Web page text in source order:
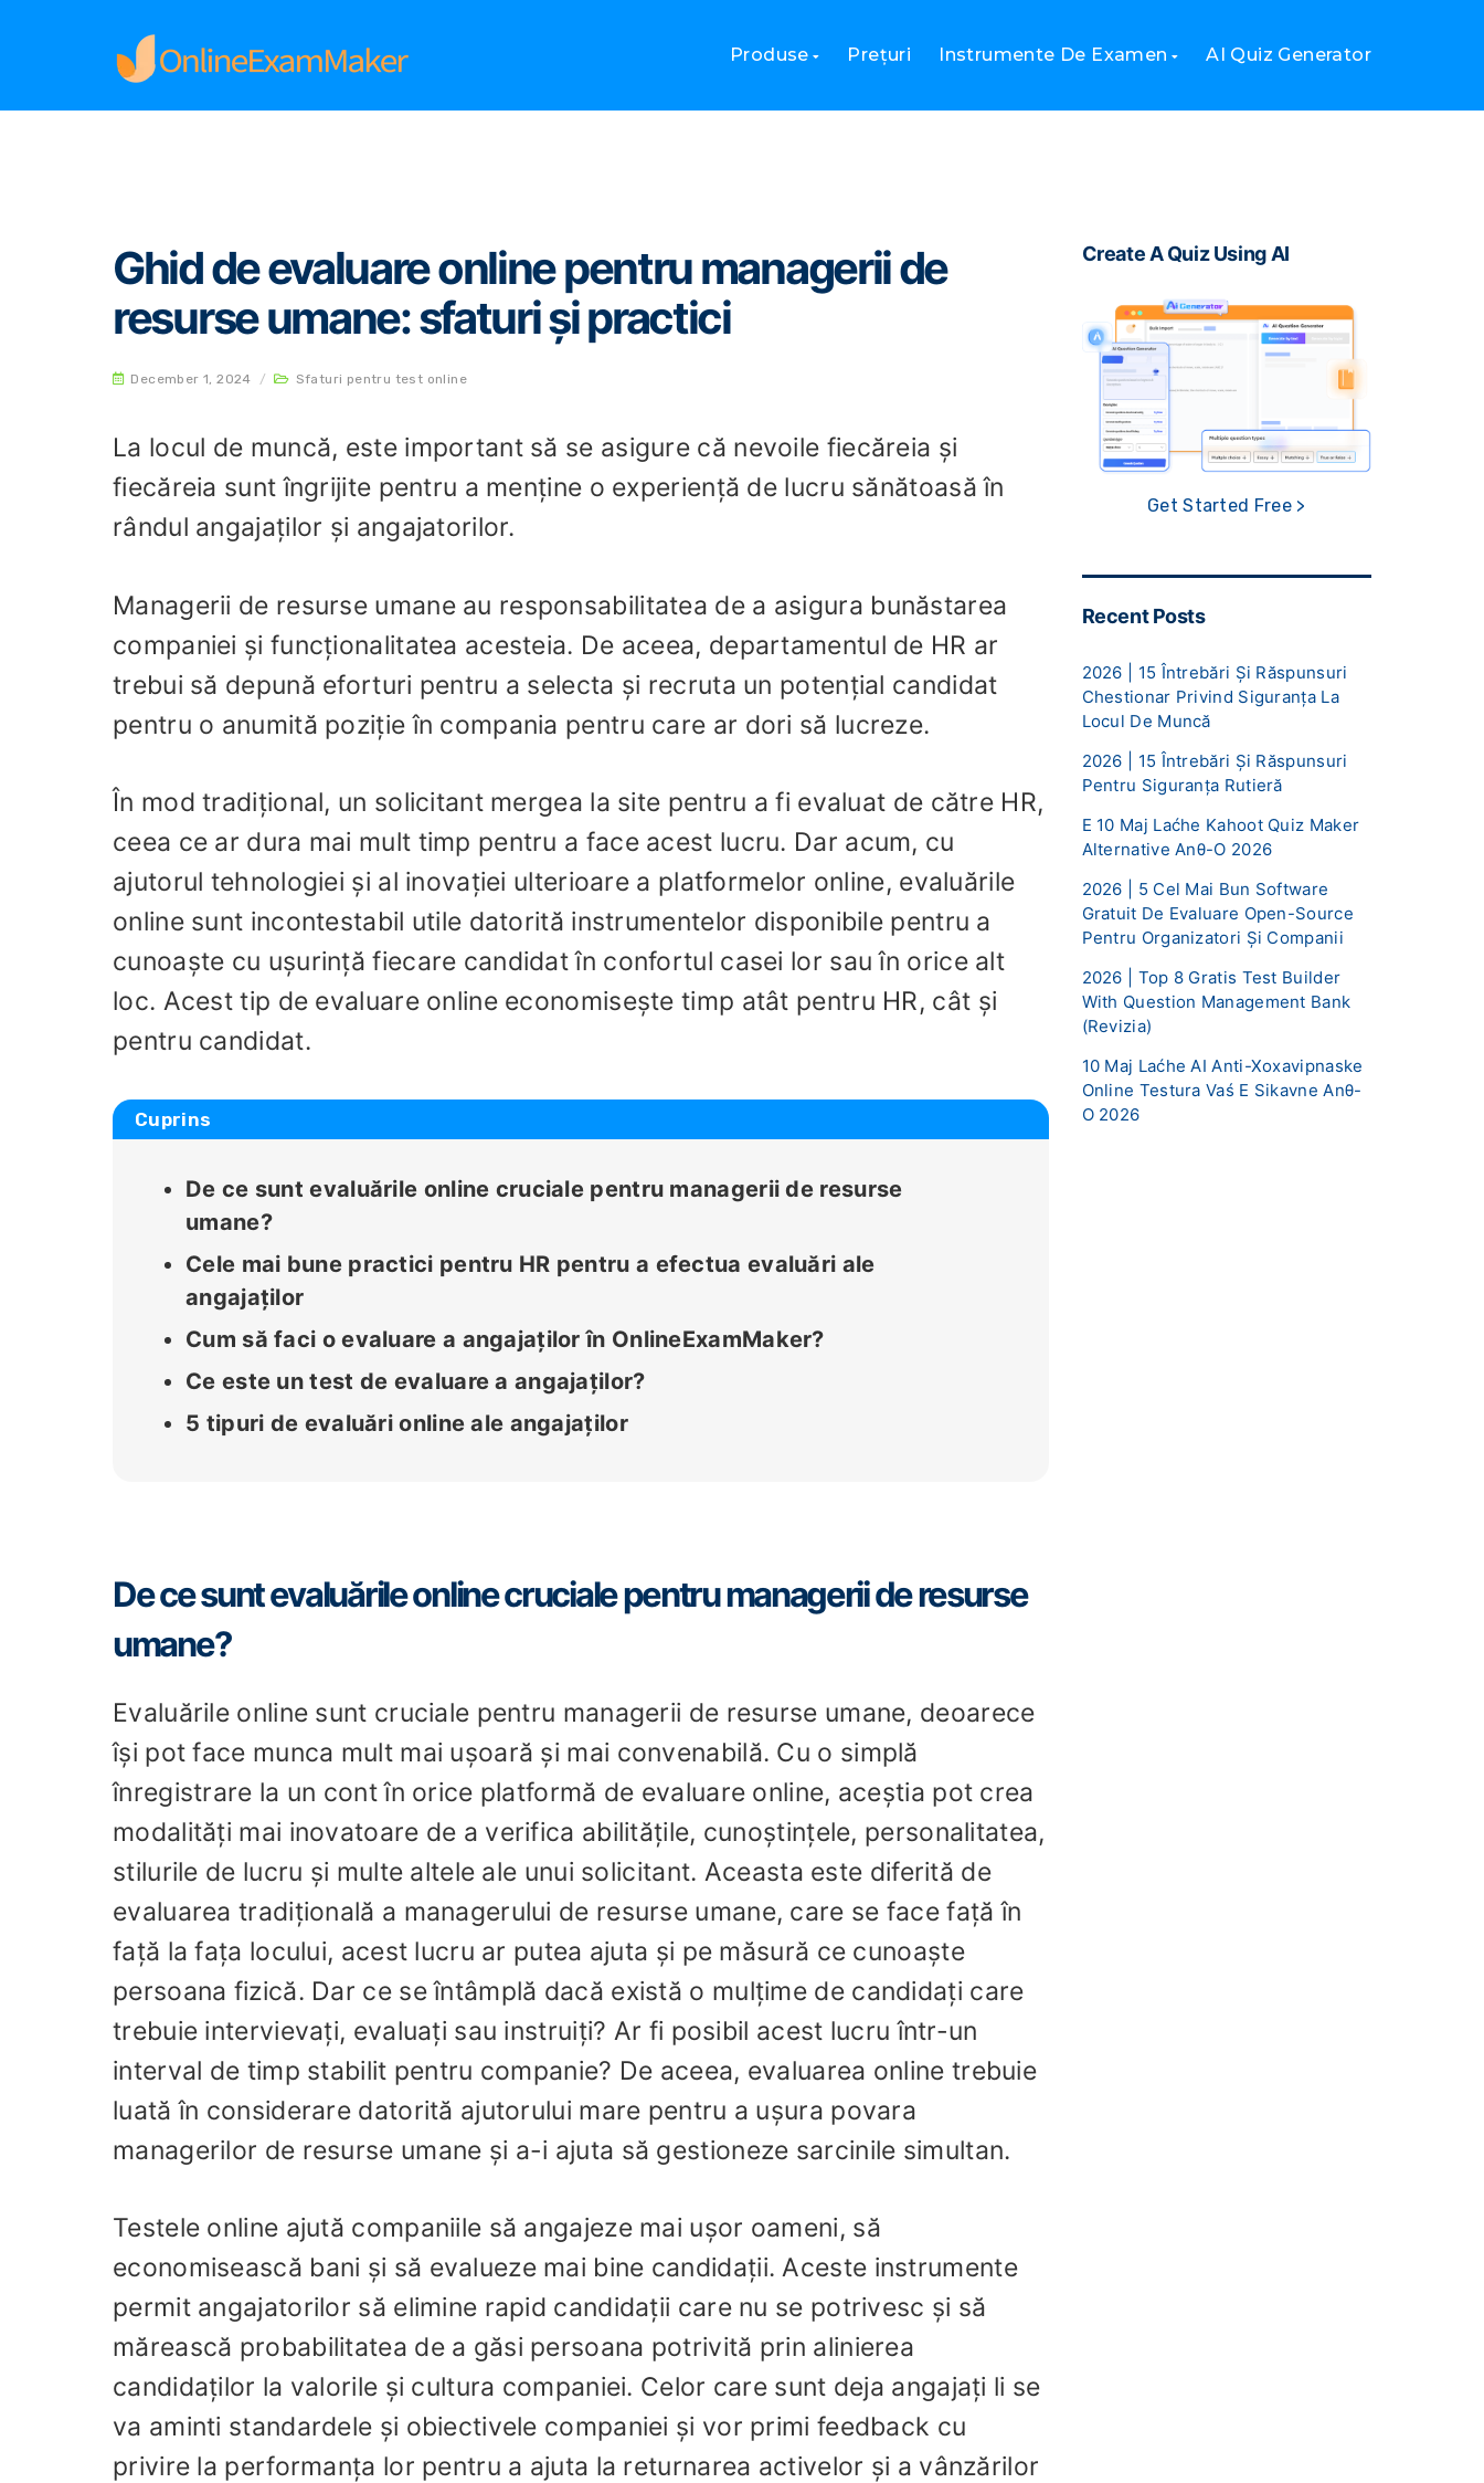
Produse Prețuri Instrumente De Examen AI Quiz Generator
Home
Ghid de evaluare online pentru managerii de
resurse umane: sfaturi și practici
December 1, 2024 / Sfaturi pentru test online
La locul de muncă, este important să se asigure că nevoile fiecăreia și
fiecăreia sunt îngrijite pentru a menține o experiență de lucru sănătoasă în
rândul angajaților și angajatorilor.
Managerii de resurse umane au responsabilitatea de a asigura bunăstarea
companiei și funcționalitatea acesteia. De aceea, departamentul de HR ar
trebui să depună eforturi pentru a selecta și recruta un potențial candidat
pentru o anumită poziție în compania pentru care ar dori să lucreze.
În mod tradițional, un solicitant mergea la site pentru a fi evaluat de către HR,
ceea ce ar dura mai mult timp pentru a face acest lucru. Dar acum, cu
ajutorul tehnologiei și al inovației ulterioare a platformelor online, evaluările
online sunt incontestabil utile datorită instrumentelor disponibile pentru a
cunoaște cu ușurință fiecare candidat în confortul casei lor sau în orice alt
loc. Acest tip de evaluare online economisește timp atât pentru HR, cât și
pentru candidat.
Cuprins
De ce sunt evaluările online cruciale pentru managerii de resurse
umane?
Cele mai bune practici pentru HR pentru a efectua evaluări ale
angajaților
Cum să faci o evaluare a angajaților în OnlineExamMaker?
Ce este un test de evaluare a angajaților?
5 tipuri de evaluări online ale angajaților
De ce sunt evaluările online cruciale pentru managerii de resurse
umane?
Evaluările online sunt cruciale pentru managerii de resurse umane, deoarece
își pot face munca mult mai ușoară și mai convenabilă. Cu o simplă
înregistrare la un cont în orice platformă de evaluare online, aceștia pot crea
modalități mai inovatoare de a verifica abilitățile, cunoștințele, personalitatea,
stilurile de lucru și multe altele ale unui solicitant. Aceasta este diferită de
evaluarea tradițională a managerului de resurse umane, care se face față în
față la fața locului, acest lucru ar putea ajuta și pe măsură ce cunoaște
persoana fizică. Dar ce se întâmplă dacă există o mulțime de candidați care
trebuie intervievați, evaluați sau instruiți? Ar fi posibil acest lucru într-un
interval de timp stabilit pentru companie? De aceea, evaluarea online trebuie
luată în considerare datorită ajutorului mare pentru a ușura povara
managerilor de resurse umane și a-i ajuta să gestioneze sarcinile simultan.
Testele online ajută companiile să angajeze mai ușor oameni, să
economisească bani și să evalueze mai bine candidații. Aceste instrumente
permit angajatorilor să elimine rapid candidații care nu se potrivesc și să
mărească probabilitatea de a găsi persoana potrivită prin alinierea
candidaților la valorile și cultura companiei. Celor care sunt deja angajați li se
va aminti standardele și obiectivele companiei și vor primi feedback cu
privire la performanța lor pentru a ajuta la returnarea activelor și a vânzărilor
Create A Quiz Using AI
Get Started Free >
Recent Posts
2026 | 15 Întrebări Și Răspunsuri
Chestionar Privind Siguranța La
Locul De Muncă
2026 | 15 Întrebări Și Răspunsuri
Pentru Siguranța Rutieră
E 10 Maj Laćhe Kahoot Quiz Maker
Alternative Anθ-O 2026
2026 | 5 Cel Mai Bun Software
Gratuit De Evaluare Open-Source
Pentru Organizatori Și Companii
2026 | Top 8 Gratis Test Builder
With Question Management Bank
(Revizia)
10 Maj Laćhe AI ​​Anti-Xoxavipnaske
Online Testura Vaś E Sikavne Anθ-
O 2026